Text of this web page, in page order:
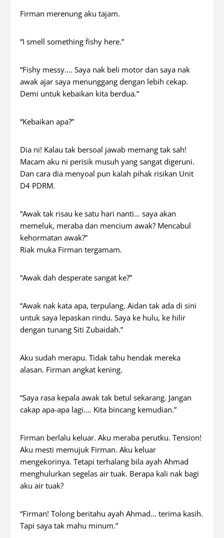
Firman merenung aku tajam.
“I smell something fishy here.”
“Fishy messy…. Saya nak beli motor dan saya nak
awak ajar saya menunggang dengan lebih cekap.
Demi untuk kebaikan kita berdua.”
“Kebaikan apa?”
Dia ni! Kalau tak bersoal jawab memang tak sah!
Macam aku ni perisik musuh yang sangat digeruni.
Dan cara dia menyoal pun kalah pihak risikan Unit
D4 PDRM.
“Awak tak risau ke satu hari nanti… saya akan
memeluk, meraba dan mencium awak? Mencabul
kehormatan awak?”
Riak muka Firman tergamam.
“Awak dah desperate sangat ke?”
“Awak nak kata apa, terpulang. Aidan tak ada di sini
untuk saya lepaskan rindu. Saya ke hulu, ke hilir
dengan tunang Siti Zubaidah.”
Aku sudah merapu. Tidak tahu hendak mereka
alasan. Firman angkat kening.
“Saya rasa kepala awak tak betul sekarang. Jangan
cakap apa-apa lagi…. Kita bincang kemudian.”
Firman berlalu keluar. Aku meraba perutku. Tension!
Aku mesti memujuk Firman. Aku keluar
mengekorinya. Tetapi terhalang bila ayah Ahmad
menghulurkan segelas air tuak. Berapa kali nak bagi
aku air tuak?
“Firman! Tolong beritahu ayah Ahmad… terima kasih.
Tapi saya tak mahu minum.”